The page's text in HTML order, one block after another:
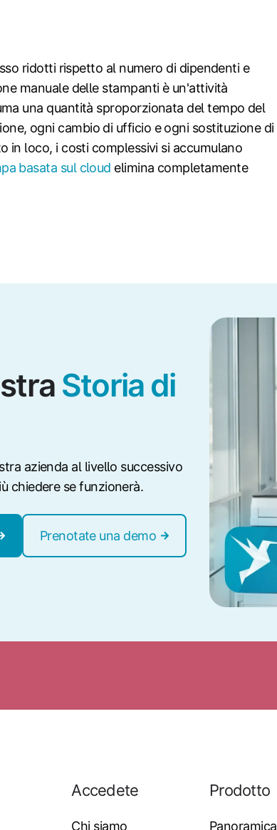
ridotti rispetto al numero di dipendenti e
manuale delle stampanti è un'attività
una quantità sproporzionata del tempo del
ogni cambio di ufficio e ogni sostituzione di
in loco, i costi complessivi si accumulano
basata sul cloud elimina completamente
Storia di
azienda al livello successivo
chiedere se funzionerà.
Prenotate una demo
Accedete
Chi siamo
Prodotto
Panoramica